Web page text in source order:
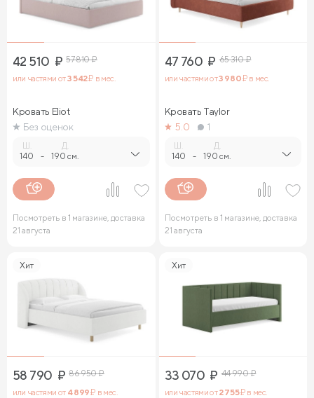
42 510 ₽ 57 810₽
или частями от3 542₽ в мес.
Кровать Eliot
Без оценок
140 -
Д.
190 см.
Посмотреть в 1 магазине, доставка
21 августа
47 760 ₽ 65 310₽
или частями от3 980₽ в мес.
Кровать Taylor
5.0
1
140 -
Д.
190 см.
Посмотреть в 1 магазине, доставка
21 августа
Хит
58 790 ₽ 86 950₽
или частями от 4 899₽ в мес.
Хит
33 070 ₽ 44 990₽
или частями от2 755₽ в мес.